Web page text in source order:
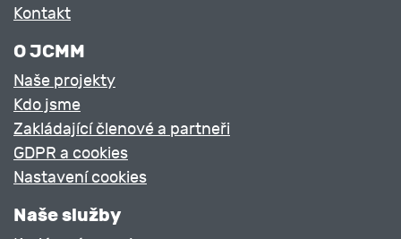
Zásoby
Dlouhodobý majetek
Oběžný majetek
Vlastní kapitál
Kontakt
O JCMM
Naše projekty
Kdo jsme
Zakládající členové a partneři
GDPR a cookies
Nastavení cookies
Naše služby